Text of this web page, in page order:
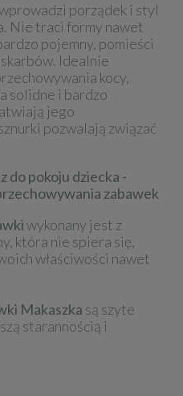
porządek i styl
Nie traci formy nawet
pojemny, pomieści
Idealnie
kocy,
solidne i bardzo
jego
pozwalają związać
do pokoju dziecka -
zabawek
wykonany jest z
która nie spiera się,
właściwości nawet
Makaszka są szyte
starannością i